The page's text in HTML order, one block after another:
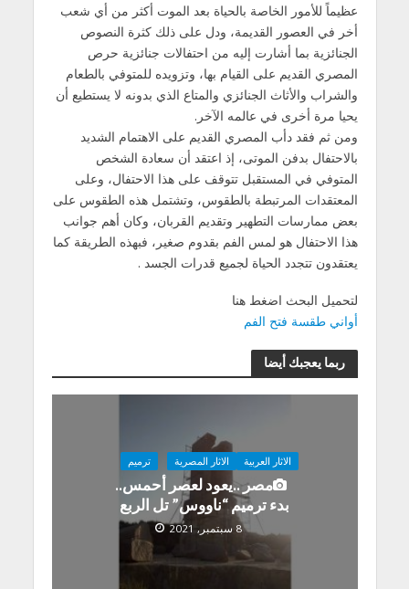
عظيماً للأمور الخاصة بالحياة بعد الموت أكثر من أي شعب
أخر في العصور القديمة، ودل على ذلك كثرة النصوص
الجنائزية بما أشارت إليه من احتفالات جنائزية حرص
المصري القديم على القيام بها، وتزويده للمتوفي بالطعام
والشراب والأثاث الجنائزي والمتاع الذي بدونه لا يستطيع أن
يحيا مرة أخرى في عالمه الآخر.
ومن ثم فقد دأب المصري القديم على الاهتمام الشديد
بالاحتفال بدفن الموتى، إذ اعتقد أن سعادة الشخص
المتوفي في المستقبل تتوقف على هذا الاحتفال، وعلى
المعتقدات المرتبطة بالطقوس، وتشتمل هذه الطقوس على
بعض ممارسات التطهير وتقديم القربان، وكان أهم جوانب
هذا الاحتفال هو لمس الفم بقدوم صغير، فبهذه الطريقة كما
يعتقدون تتجدد الحياة لجميع قدرات الجسد .
لتحميل البحث اضغط هنا
أواني طقسة فتح الفم
ربما يعجبك أيضا
الاثار العربية الاثار المصرية ترميم
مصر ..يعود لعصر أحمس..
بدء ترميم “ناووس” تل الربع
8 سبتمبر, 2021